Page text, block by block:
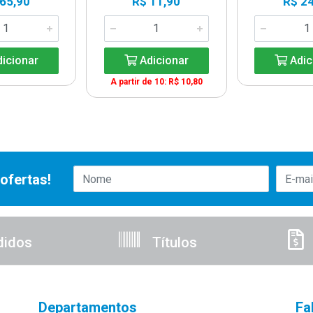
Adicionar
A partir de 10: R$ 10,80
Títulos
Departamentos